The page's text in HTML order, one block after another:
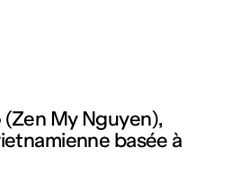
My Nguyen),
basée à